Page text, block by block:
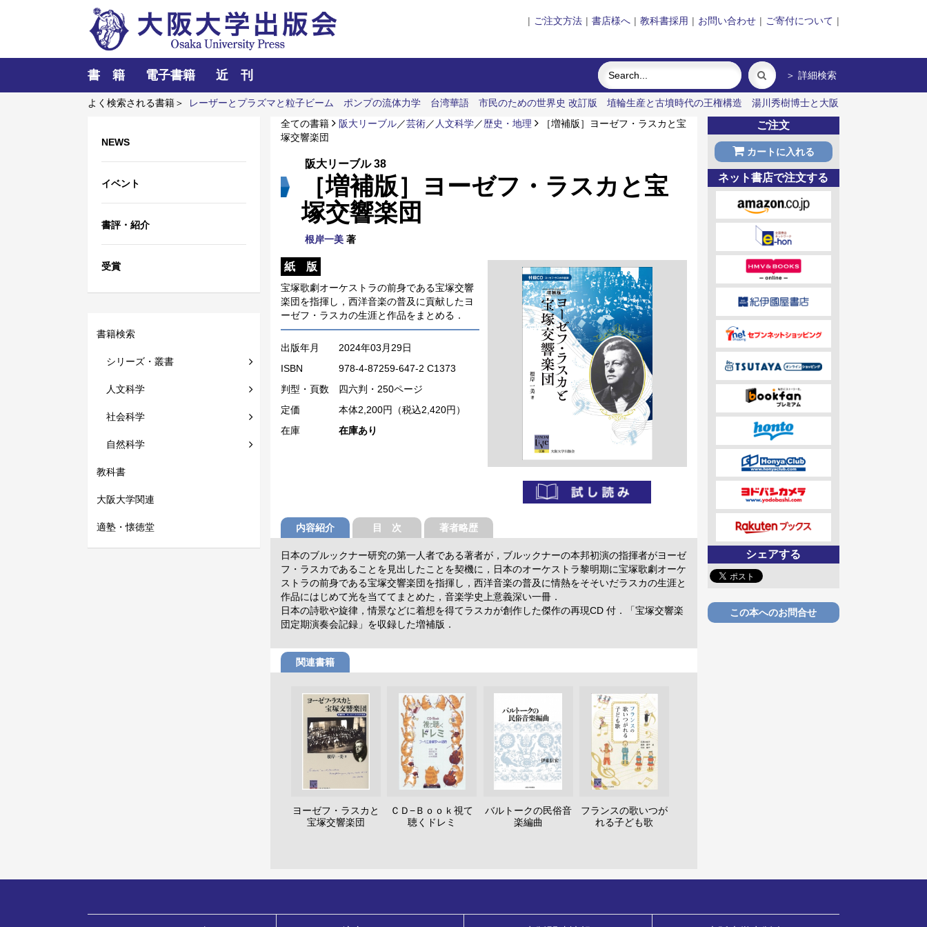
| ご注文方法 | 書店様へ | 教科書採用 | お問い合わせ | ご寄付について |
書 籍 電子書籍 近 刊 ＞ 詳細検索
よく検索される書籍＞ レーザーとプラズマと粒子ビーム ポンプの流体力学 台湾華語 市民のための世界史 改訂版 埴輪生産と古墳時代の王権構造
湯川秀樹博士と大阪
NEWS
イベント
書評・紹介
受賞
書籍検索
シリーズ・叢書
人文科学
社会科学
自然科学
教科書
大阪大学関連
適塾・懐徳堂
全ての書籍 阪大リーブル／芸術／ 人文科学／歴史・地理
［増補版］ヨーゼフ・ラスカと宝
塚交響楽団
阪大リーブル 38
［増補版］ヨーゼフ・ラスカと宝
塚交響楽団
根岸一美 著
紙 版
宝塚歌劇オーケストラの前身である宝塚交響
楽団を指揮し，西洋音楽の普及に貢献したヨ
ーゼフ・ラスカの生涯と作品をまとめる．
出版年月
2024年03月29日
ISBN
978-4-87259-647-2 C1373
判型・頁数 四六判・250ページ
定価
本体2,200円（税込2,420円）
在庫
在庫あり
内容紹介 目 次 著者略歴
日本のブルックナー研究の第一人者である著者が，ブルックナーの本邦初演の指揮者がヨーゼ
フ・ラスカであることを見出したことを契機に，日本のオーケストラ黎明期に宝塚歌劇オーケ
ストラの前身である宝塚交響楽団を指揮し，西洋音楽の普及に情熱をそそいだラスカの生涯と
作品にはじめて光を当ててまとめた，音楽学史上意義深い一冊．
日本の詩歌や旋律，情景などに着想を得てラスカが創作した傑作の再現CD 付．「宝塚交響楽
団定期演奏会記録」を収録した増補版．
関連書籍
ヨーゼフ・ラスカと
宝塚交響楽団
ＣＤ−Ｂｏｏｋ視て
聴くドレミ
バルトークの民俗音
楽編曲
フランスの歌いつが
れる子ども歌
ご注文
カートに入れる
ネット書店で注文する
シェアする
この本へのお問合せ